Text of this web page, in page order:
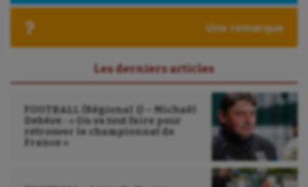
Wakeboard
Water-polo
Une remarque
Les derniers articles
FOOTBALL (Régional 1) – Michaël
Debève : « On va tout faire pour
retrouver le championnat de
France »